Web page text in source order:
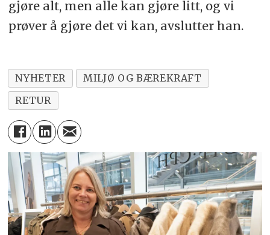
gjøre alt, men alle kan gjøre litt, og vi
prøver å gjøre det vi kan, avslutter han.
NYHETER
MILJØ OG BÆREKRAFT
RETUR